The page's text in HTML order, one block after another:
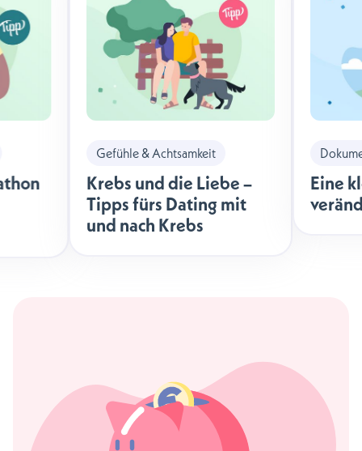
Gefühle & Achtsamkeit
Krebs und die Liebe –
Tipps fürs Dating mit
und nach Krebs
Eine